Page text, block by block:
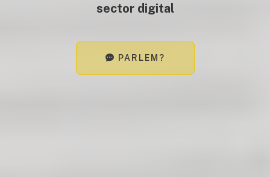
sector digital
PARLEM?